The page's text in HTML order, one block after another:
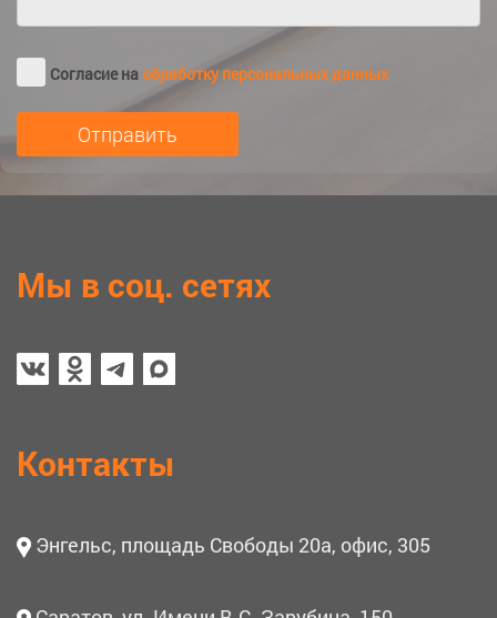
Согласие наобработку персональных данных
Мы в соц. сетях
Контакты
Энгельс, площадь Свободы 20а, офис, 305